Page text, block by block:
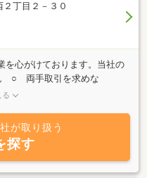
丁目２－３０
を心がけております。当社の
○ 両手取引を求めな
を考えます） ○ お客様
が取り扱う
探す